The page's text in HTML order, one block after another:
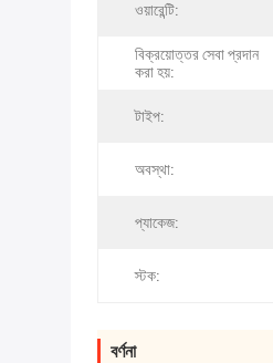
ওয়ারেন্টি:
বিক্রয়োত্তর সেবা প্রদান
করা হয়:
টাইপ:
অবস্থা:
প্যাকেজ:
স্টক:
বর্ণনা